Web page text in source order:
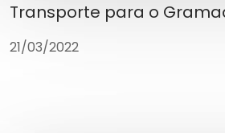
Transporte para o
21/03/2022